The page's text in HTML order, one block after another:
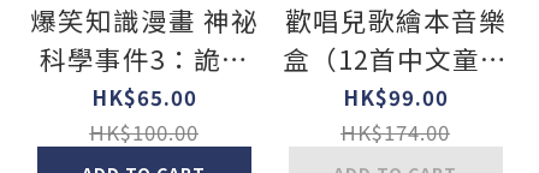
爆笑知識漫畫 神祕
科學事件3：詭異
的背後靈
HK$65.00
HK$100.00
歡唱兒歌繪本音樂
盒（12首中文童謠
+12首卡拉伴唱
+12個動畫+4首打
HK$99.00
HK$174.00